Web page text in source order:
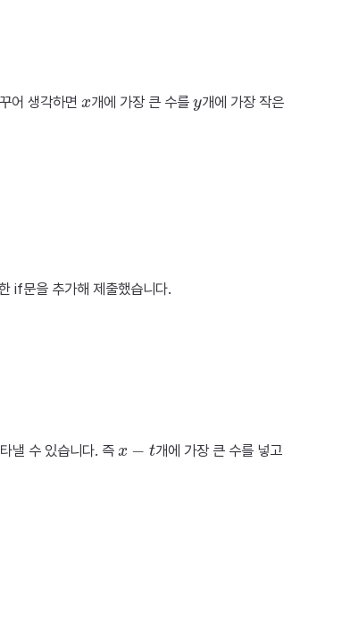
어 생각하면 개에 가장 큰 수를 개에 가장 작은
if문을 추가해 제출했습니다.
낼 수 있습니다. 즉 개에 가장 큰 수를 넣고